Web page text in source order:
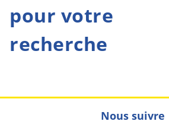
pour votre
recherche
Nous suivre